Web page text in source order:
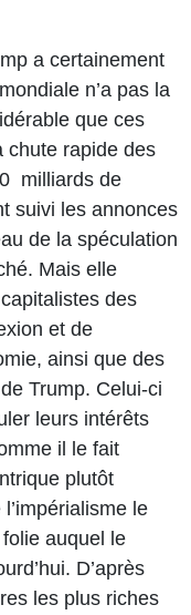
a certainement
n’a pas la
que ces
chute rapide des
milliards de
suivi les annonces
de la spéculation
Mais elle
des
et de
ainsi que des
Trump. Celui-ci
leurs intérêts
il le fait
plutôt
le
auquel le
D’après
les plus riches